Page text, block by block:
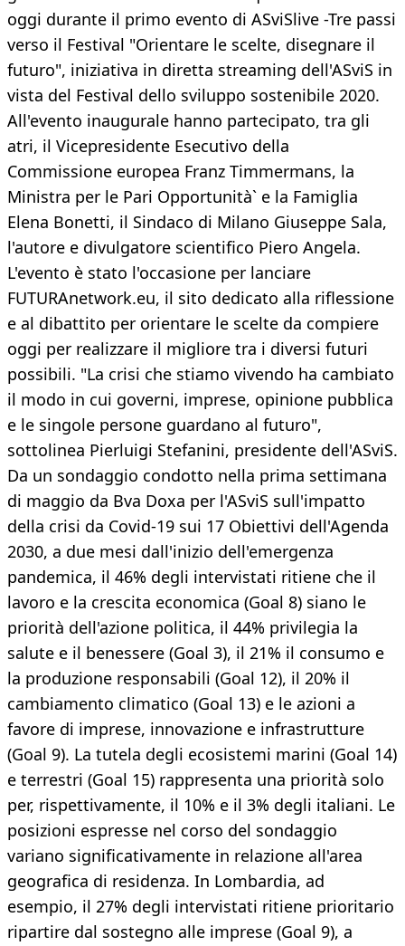
oggi durante il primo evento di ASviSlive -Tre passi
verso il Festival "Orientare le scelte, disegnare il
futuro", iniziativa in diretta streaming dell'ASviS in
vista del Festival dello sviluppo sostenibile 2020.
All'evento inaugurale hanno partecipato, tra gli
atri, il Vicepresidente Esecutivo della
Commissione europea Franz Timmermans, la
Ministra per le Pari Opportunità` e la Famiglia
Elena Bonetti, il Sindaco di Milano Giuseppe Sala,
l'autore e divulgatore scientifico Piero Angela.
L'evento è stato l'occasione per lanciare
FUTURAnetwork.eu, il sito dedicato alla riflessione
e al dibattito per orientare le scelte da compiere
oggi per realizzare il migliore tra i diversi futuri
possibili. "La crisi che stiamo vivendo ha cambiato
il modo in cui governi, imprese, opinione pubblica
e le singole persone guardano al futuro",
sottolinea Pierluigi Stefanini, presidente dell'ASviS.
Da un sondaggio condotto nella prima settimana
di maggio da Bva Doxa per l'ASviS sull'impatto
della crisi da Covid-19 sui 17 Obiettivi dell'Agenda
2030, a due mesi dall'inizio dell'emergenza
pandemica, il 46% degli intervistati ritiene che il
lavoro e la crescita economica (Goal 8) siano le
priorità dell'azione politica, il 44% privilegia la
salute e il benessere (Goal 3), il 21% il consumo e
la produzione responsabili (Goal 12), il 20% il
cambiamento climatico (Goal 13) e le azioni a
favore di imprese, innovazione e infrastrutture
(Goal 9). La tutela degli ecosistemi marini (Goal 14)
e terrestri (Goal 15) rappresenta una priorità solo
per, rispettivamente, il 10% e il 3% degli italiani. Le
posizioni espresse nel corso del sondaggio
variano significativamente in relazione all'area
geografica di residenza. In Lombardia, ad
esempio, il 27% degli intervistati ritiene prioritario
ripartire dal sostegno alle imprese (Goal 9), a